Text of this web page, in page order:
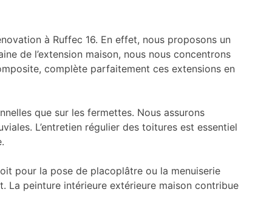
à Ruffec 16. En effet, nous proposons un
de l’extension maison, nous nous concentrons
complète parfaitement ces extensions en
que sur les fermettes. Nous assurons
L’entretien régulier des toitures est essentiel
pour la pose de placoplâtre ou la menuiserie
La peinture intérieure extérieure maison contribue